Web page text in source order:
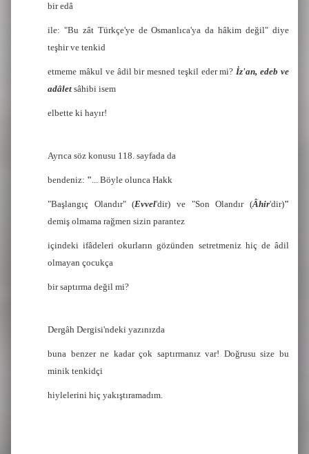
bir edâ
ile: "Bu zât Türkçe'ye de Osmanlıca'ya da hâkim değil" diye
teşhir ve tenkid
etmeme mâkul ve âdil bir mesned teşkil eder mi?İz'an, edeb ve
adâlet sâhibi isem
elbette ki hayır!
Ayrıca söz konusu 118. sayfada da
bendeniz: "... Böyle olunca Hakk
"Başlangıç Olandır" (Evvel'dir) ve "Son Olandır (Âhir'dir)"
demiş olmama rağmen sizin parantez
içindeki ifâdeleri okurların gözünden setretmeniz hiç de âdil
olmayan çocukça
bir saptırma değil mi?
Dergâh Dergisi'ndeki yazınızda
buna benzer ne kadar çok saptırmanız var! Doğrusu size bu
minik tenkidçi
hiylelerini hiç yakıştıramadım.